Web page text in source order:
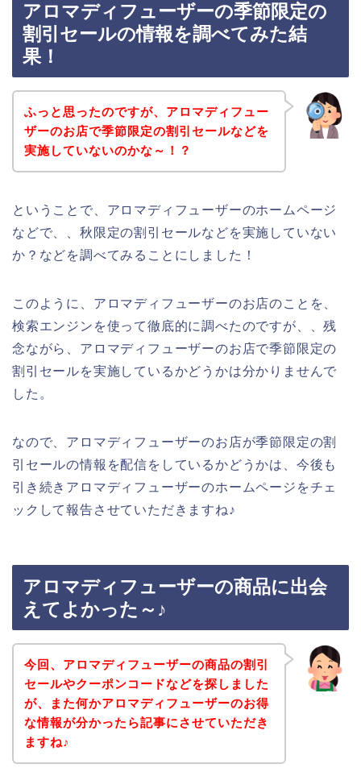
アロマディフューザーの季節限定の
割引セールの情報を調べてみた結
果！
ふっと思ったのですが、アロマディフュー
ザーのお店で季節限定の割引セールなどを
実施していないのかな～！？
ということで、アロマディフューザーのホームページ
などで、、秋限定の割引セールなどを実施していない
か？などを調べてみることにしました！
このように、アロマディフューザーのお店のことを、
検索エンジンを使って徹底的に調べたのですが、、残
念ながら、アロマディフューザーのお店で季節限定の
割引セールを実施しているかどうかは分かりませんで
した。
なので、アロマディフューザーのお店が季節限定の割
引セールの情報を配信をしているかどうかは、今後も
引き続きアロマディフューザーのホームページをチェ
ックして報告させていただきますね♪
アロマディフューザーの商品に出会
えてよかった～♪
今回、アロマディフューザーの商品の割引
セールやクーポンコードなどを探しました
が、また何かアロマディフューザーのお得
な情報が分かったら記事にさせていただき
ますね♪